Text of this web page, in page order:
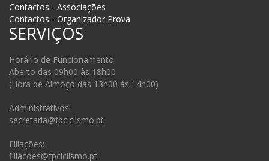
Contactos - Associações
Contactos - Organizador Prova
SERVIÇOS
Horário de Funcionamento:
Aberto das 09h00 às 18h00
(Hora de Almoço das 13h00 às 14h00)
Administrativos:
secretaria@fpciclismo.pt
Filiações:
filiacoes@fpciclismo.pt